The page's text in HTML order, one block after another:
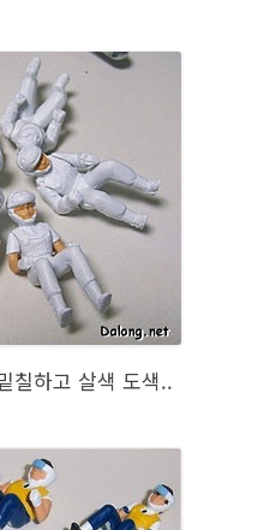
칠하고 살색 도색..